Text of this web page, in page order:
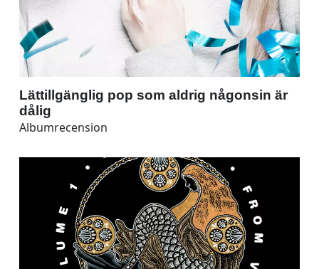
Lättillgänglig pop som aldrig någonsin är
dålig
Albumrecension